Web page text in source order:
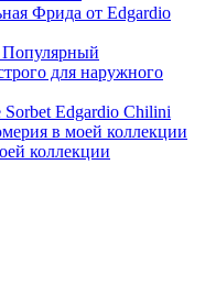
Фрида от Edgardio
Популярный
для наружного
Sorbet Edgardio Chilini
в моей коллекции
коллекции